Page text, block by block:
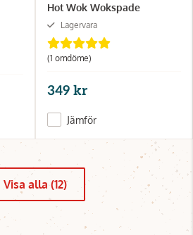
Hot Wok Wokspade
Lagervara
(1 omdöme)
349 kr
Jämför
Visa alla (12)